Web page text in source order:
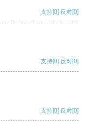
支持[0] 反对[0]
支持[0] 反对[0]
支持[0] 反对[0]